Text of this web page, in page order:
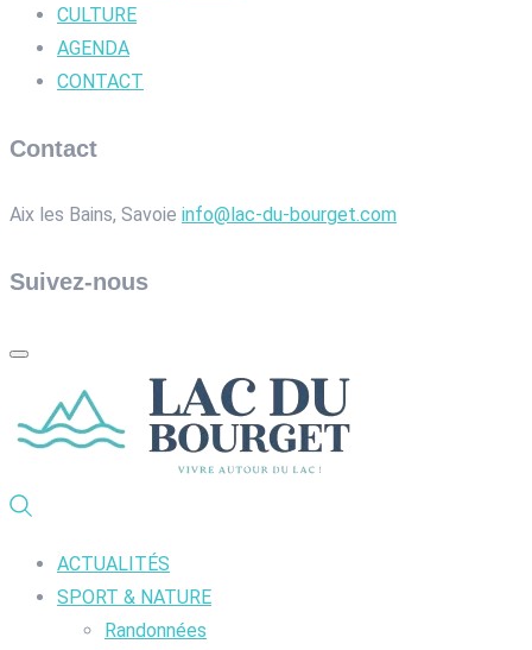
CULTURE
AGENDA
CONTACT
Contact
Aix les Bains, Savoie info@lac-du-bourget.com
Suivez-nous
ACTUALITÉS
SPORT & NATURE
Randonnées